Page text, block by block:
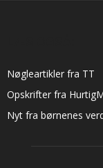
Nøgleartikler fra TT
Opskrifter fra
Nyt fra børnenes